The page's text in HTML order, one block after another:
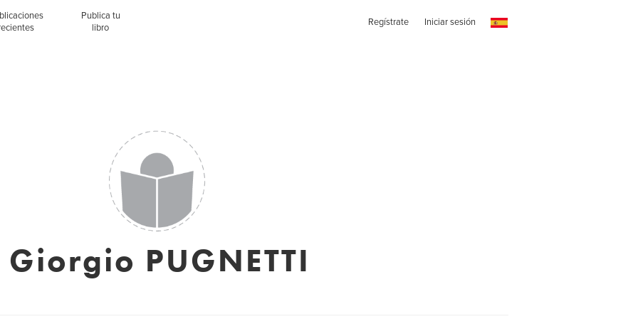
Publica tu
libro
Regístrate Iniciar sesión
Giorgio PUGNETTI